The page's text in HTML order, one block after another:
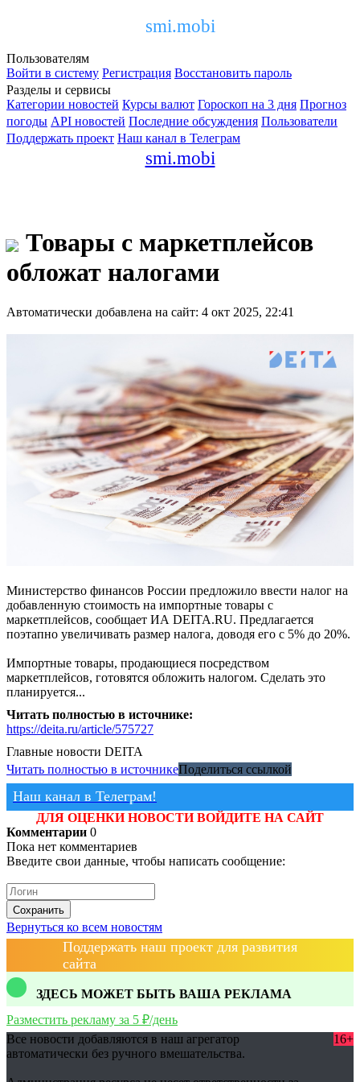
smi.mobi
Пользователям
Войти в систему Регистрация Восстановить пароль
Разделы и сервисы
Категории новостей Курсы валют Гороскоп на 3 дня Прогноз
погоды API новостей Последние обсуждения Пользователи
Поддержать проект Наш канал в Телеграм
smi.mobi
Товары с маркетплейсов
обложат налогами
Автоматически добавлена на сайт: 4 окт 2025, 22:41
Министерство финансов России предложило ввести налог на
добавленную стоимость на импортные товары с
маркетплейсов, сообщает ИА DEITA.RU. Предлагается
поэтапно увеличивать размер налога, доводя его с 5% до 20%.
Импортные товары, продающиеся посредством
маркетплейсов, готовятся обложить налогом. Сделать это
планируется...
Читать полностью в источнике:
https://deita.ru/article/575727
Главные новости DEITA
Читать полностью в источникеПоделиться ссылкой
Наш канал в Телеграм!
ДЛЯ ОЦЕНКИ НОВОСТИ ВОЙДИТЕ НА САЙТ
Комментарии 0
Пока нет комментариев
Введите свои данные, чтобы написать сообщение:
Сохранить
Вернуться ко всем новостям
Поддержать наш проект для развития
сайта
ЗДЕСЬ МОЖЕТ БЫТЬ ВАША РЕКЛАМА
Разместить рекламу за 5 ₽/день
Все новости добавляются в наш агрегатор
автоматически без ручного вмешательства.
16+